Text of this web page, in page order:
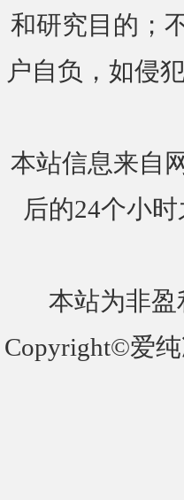
和研究目的；
户自负，如侵
本站信息来自
后的24个小
本站为非
Copyright©爱